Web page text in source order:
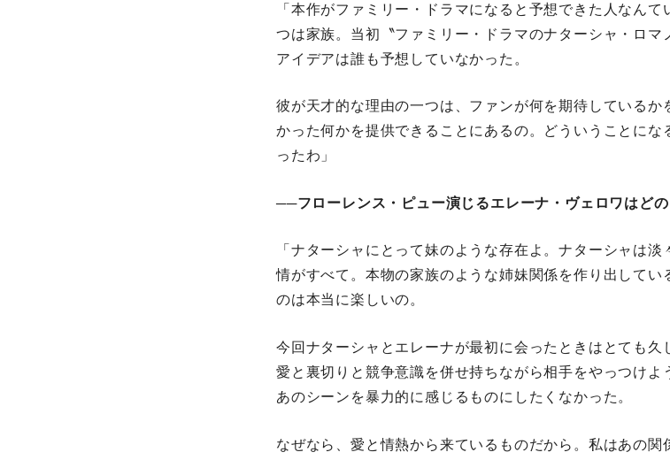
「本作がファミリー・ドラマになると予想できた人なん
つは家族。当初〝ファミリー・ドラマのナターシャ・ロ
アイデアは誰も予想していなかった。
彼が天才的な理由の一つは、ファンが何を期待しているか
かった何かを提供できることにあるの。どういうことに
ったわ」
──フローレンス・ピュー演じるエレーナ・ヴェロワはどの
「ナターシャにとって妹のような存在よ。ナターシャは
情がすべて。本物の家族のような姉妹関係を作り出してい
のは本当に楽しいの。
今回ナターシャとエレーナが最初に会ったときはとても久
愛と裏切りと競争意識を併せ持ちながら相手をやっつけよ
あのシーンを暴力的に感じるものにしたくなかった。
なぜなら、愛と情熱から来ているものだから。私はあの